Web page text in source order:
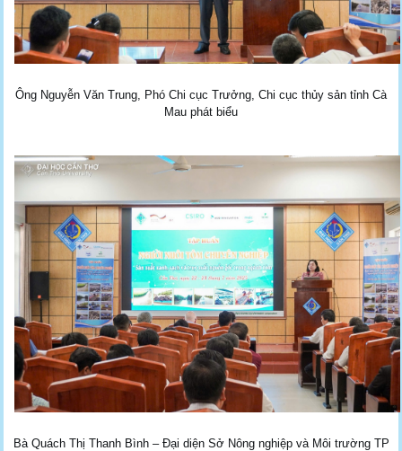
Ông Nguyễn Văn Trung, Phó Chi cục Trưởng, Chi cục thủy sản tỉnh Cà
Mau phát biểu
Bà Quách Thị Thanh Bình – Đại diện Sở Nông nghiệp và Môi trường TP